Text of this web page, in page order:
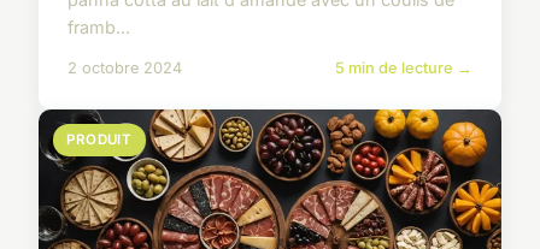
framb...
2 octobre 2024 5 min de lecture →
PRODUIT